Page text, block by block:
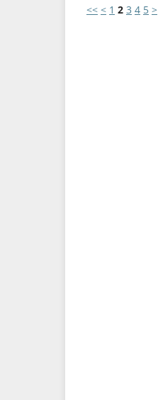
<< < 1 2 3 4 5 >